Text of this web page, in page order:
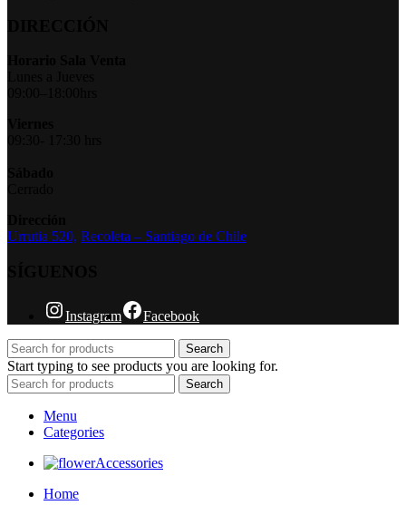
Urrutia 520, Recoleta – Santiago de Chile
Instagram Facebook
Search
Start typing to see products you are looking for.
Search
Menu
Categories
Accessories
Home